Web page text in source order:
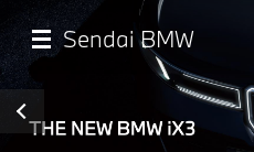
ン
コ
ン
Sendai BMW